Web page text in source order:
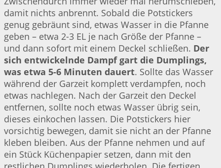
damit nichts anbrennt. Sobald die Potstickers
genug gebräunt sind, etwas Wasser in die Pfanne
geben – etwa 2-3 EL je nach Größe der Pfanne –
und dann sofort mit einem Deckel schließen. Der
sich entwickelnde Dampf gart die Dumplings,
was etwa 5-6 Minuten dauert. Sollte das Wasser
während der Garzeit komplett verdampfen, noch
etwas nachlegen. Nach der Garzeit den Deckel
entfernen, sollte noch etwas Wasser übrig sein,
dieses einkochen lassen. Die Potstickers hier
vorsichtig bewegen, damit sie nicht an der Pfanne
kleben bleiben. Aus der Pfanne nehmen und auf
ein Stück Küchenpapier setzen, dann mit den